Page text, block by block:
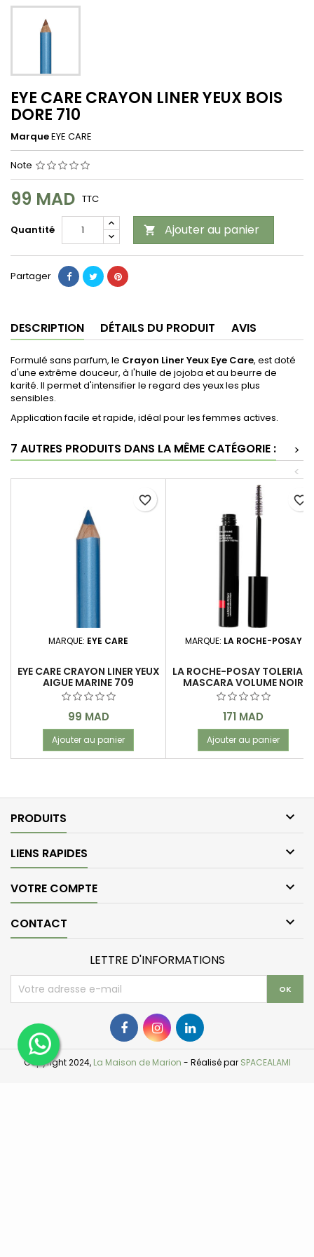
EYE CARE CRAYON LINER YEUX BOIS
DORE 710
MarqueEYE CARE
Note
99 MAD TTC
Quantité  Ajouter au panier
Partager
DESCRIPTION DÉTAILS DU PRODUIT AVIS
Formulé sans parfum, le Crayon Liner Yeux Eye Care, est doté
d'une extrême douceur, à l'huile de jojoba et au beurre de
karité. Il permet d'intensifier le regard des yeux les plus
sensibles.
Application facile et rapide, idéal pour les femmes actives.
7 AUTRES PRODUITS DANS LA MÊME CATÉGORIE :
>
<
MARQUE: EYE CARE
EYE CARE CRAYON LINER YEUX
AIGUE MARINE 709
Prix
99 MAD
Ajouter au panier
favorite_border
MARQUE: LA ROCHE-POSAY
LA ROCHE-POSAY TOLERIANE
MASCARA VOLUME NOIR
Prix
171 MAD
Ajouter au panier
favorite_border
PRODUITS 
LIENS RAPIDES 
VOTRE COMPTE 
CONTACT 
LETTRE D'INFORMATIONS
Copyright 2024, La Maison de Marion - Réalisé par SPACEALAMI